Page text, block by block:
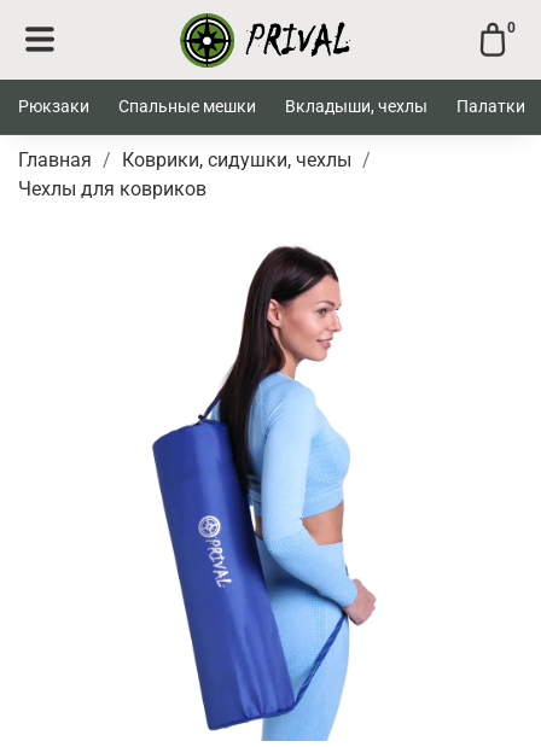
0
Рюкзаки Спальные мешки Вкладыши, чехлы Палатки
Главная
Коврики, сидушки, чехлы
Чехлы для ковриков